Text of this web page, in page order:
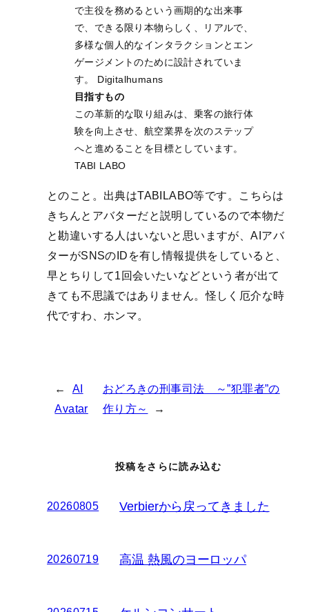
で主役を務めるという画期的な出来事
で、できる限り本物らしく、リアルで、
多様な個人的なインタラクションとエン
ゲージメントのために設計されていま
す。 Digitalhumans
目指すもの
この革新的な取り組みは、乗客の旅行体
験を向上させ、航空業界を次のステップ
へと進めることを目標としています。
TABI LABO
とのこと。出典はTABILABO等です。こちらは
きちんとアバターだと説明しているので本物だ
と勘違いする人はいないと思いますが、AIアバ
ターがSNSのIDを有し情報提供をしていると、
早とちりして1回会いたいなどという者が出て
きても不思議ではありません。怪しく厄介な時
代ですわ、ホンマ。
←
AI
Avatar
おどろきの刑事司法 ～”犯罪者”の
作り方～
→
投稿をさらに読み込む
20260805 Verbierから戻ってきました
20260719 高温 熱風のヨーロッパ